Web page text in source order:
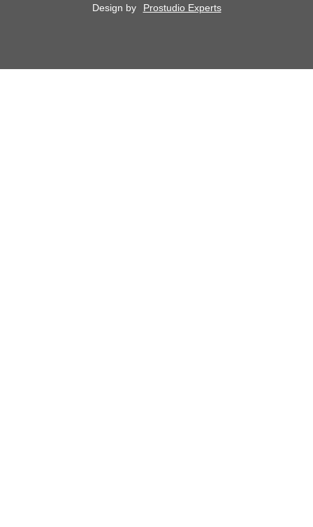
Design by
Prostudio Experts